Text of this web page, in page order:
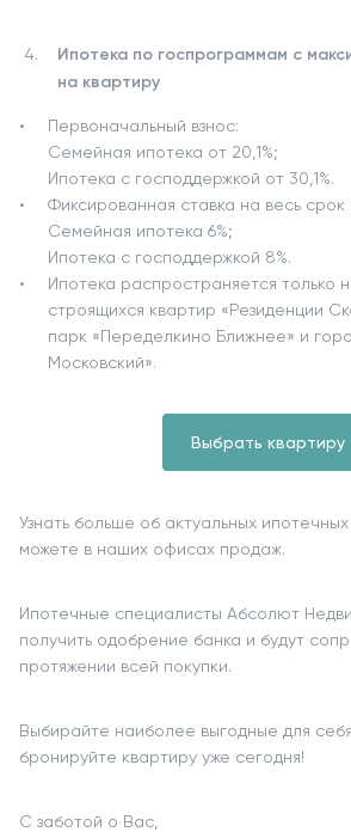
Ипотека по госпрограммам с
на квартиру
Первоначальный взнос:
Семейная ипотека от 20,1%;
Ипотека с господдержкой от 30,1%.
Фиксированная ставка на весь срок
Семейная ипотека 6%;
Ипотека с господдержкой 8%.
Ипотека распространяется только
строящихся квартир «Резиденции
парк «Переделкино Ближнее» и
Московский».
Выбрать квартиру
Узнать больше об актуальных
можете в наших офисах продаж.
Ипотечные специалисты Абсолют
получить одобрение банка и будут
протяжении всей покупки.
Выбирайте наиболее выгодные для
бронируйте квартиру уже сегодня!
С заботой о Вас,